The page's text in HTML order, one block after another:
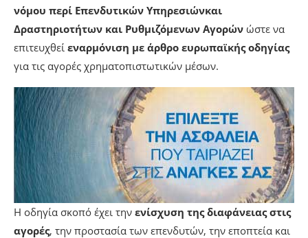
νόμου περί Επενδυτικών Υπηρεσιώνκαι
Δραστηριοτήτων και Ρυθμιζόμενων Αγορών ώστε να
επιτευχθεί εναρμόνιση με άρθρο ευρωπαϊκής οδηγίας
για τις αγορές χρηματοπιστωτικών μέσων.
Η οδηγία σκοπό έχει την ενίσχυση της διαφάνειας στις
αγορές, την προστασία των επενδυτών, την εποπτεία και